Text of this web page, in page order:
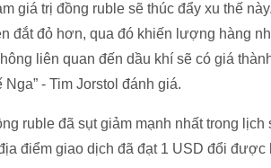
giá trị đồng ruble sẽ thúc đẩy xu thế
đắt đỏ hơn, qua đó khiến lượng hàng
liên quan đến dầu khí sẽ có giá
Nga” - Tim Jorstol đánh giá.
ruble đã sụt giảm mạnh nhất trong
điểm giao dịch đã đạt 1 USD đổi